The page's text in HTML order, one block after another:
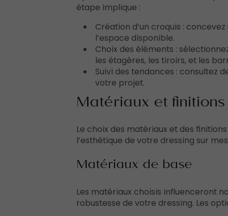
étape implique :
Création d’un croquis :
l’espace disponible.
Choix des éléments :
les étagères, les tiroirs, et les
Suivi des tendances : consultez
votre projet.
Matériaux et
Le choix des matériaux et des
l’esthétique de votre dressing sur
Matériaux de base
Les matériaux choisis influenceront
robustesse de votre dressing. Les